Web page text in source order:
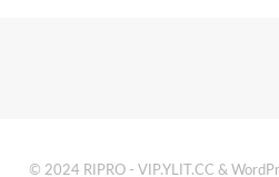
© 2024 RIPRO - VIP.YLIT.CC &